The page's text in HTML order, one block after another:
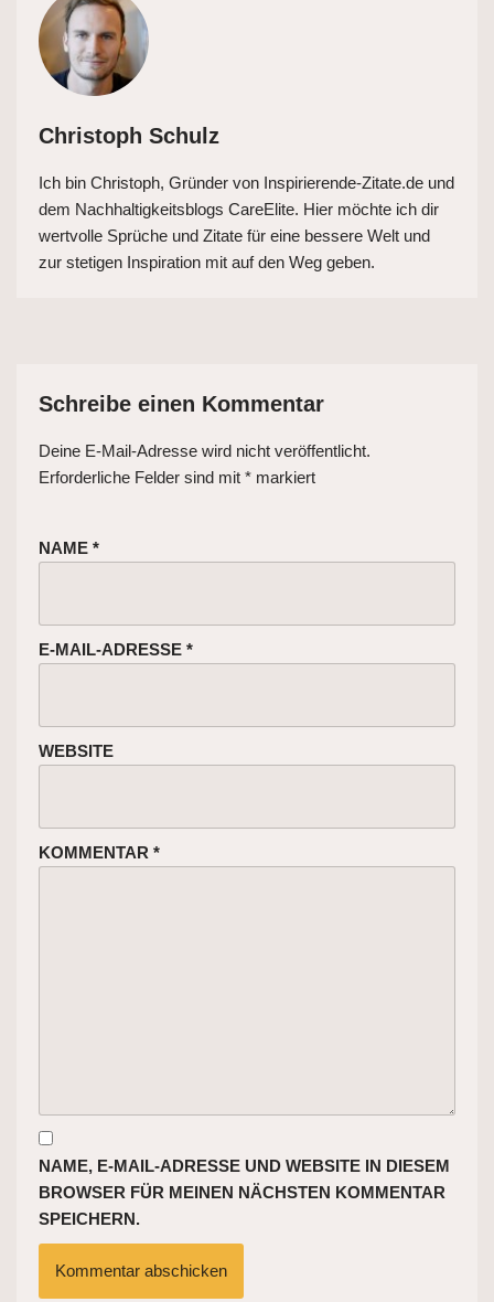
Christoph Schulz
Ich bin Christoph, Gründer von Inspirierende-Zitate.de und
dem Nachhaltigkeitsblogs CareElite. Hier möchte ich dir
wertvolle Sprüche und Zitate für eine bessere Welt und
zur stetigen Inspiration mit auf den Weg geben.
Schreibe einen Kommentar
Deine E-Mail-Adresse wird nicht veröffentlicht.
Erforderliche Felder sind mit * markiert
NAME *
E-MAIL-ADRESSE *
WEBSITE
KOMMENTAR *
NAME, E-MAIL-ADRESSE UND WEBSITE IN DIESEM
BROWSER FÜR MEINEN NÄCHSTEN KOMMENTAR
SPEICHERN.